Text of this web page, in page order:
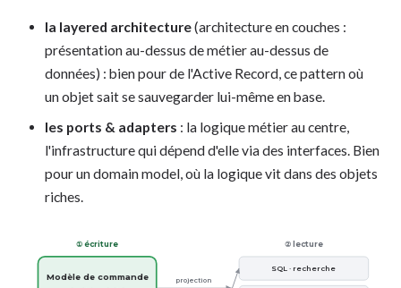
la layered architecture(architecture en couches :
présentation au-dessus de métier au-dessus de
données) : bien pour de l'Active Record, ce pattern où
un objet sait se sauvegarder lui-même en base.
les ports & adapters : la logique métier au centre,
l'infrastructure qui dépend d'elle via des interfaces. Bien
pour un domain model, où la logique vit dans des objets
riches.
① écriture
Modèle de commande projection
② lecture
SQL · recherche